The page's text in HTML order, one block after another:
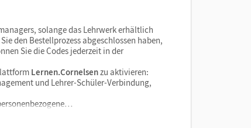
solange das Lehrwerk erhältlich
den Bestellprozess abgeschlossen haben,
Sie die Codes jederzeit in der
Lernen.Cornelsenzu aktivieren:
und Lehrer-Schüler-Verbindung,